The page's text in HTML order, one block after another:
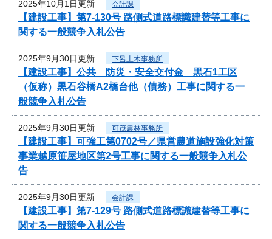
2025年10月1日更新 会計課
【建設工事】第7-130号 路側式道路標識建替等工事に
関する一般競争入札公告
2025年9月30日更新 下呂土木事務所
【建設工事】公共 防災・安全交付金 黒石1工区
（仮称）黒石谷橋A2橋台他（債務）工事に関する一
般競争入札公告
2025年9月30日更新 可茂農林事務所
【建設工事】可強工第0702号／県営農道施設強化対策
事業越原笹屋地区第2号工事に関する一般競争入札公
告
2025年9月30日更新 会計課
【建設工事】第7-129号 路側式道路標識建替等工事に
関する一般競争入札公告